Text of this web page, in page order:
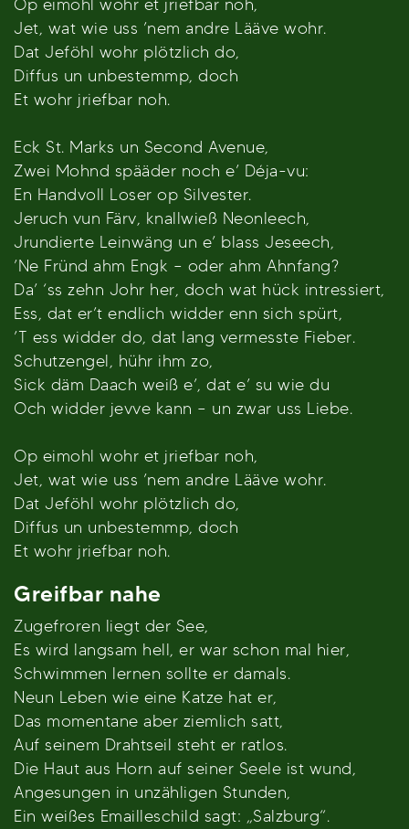
Jet, wat wie uss ’nem andre Lääve wohr.
Dat Jeföhl wohr plötzlich do,
Diffus un unbestemmp, doch
Et wohr jriefbar noh.
Eck St. Marks un Second Avenue,
Zwei Mohnd spääder noch e’ Déja-vu:
En Handvoll Loser op Silvester.
Jeruch vun Färv, knallwieß Neonleech,
Jrundierte Leinwäng un e’ blass Jeseech,
’Ne Fründ ahm Engk – oder ahm Ahnfang?
Da’ ‘ss zehn Johr her, doch wat hück intressiert,
Ess, dat er’t endlich widder enn sich spürt,
’T ess widder do, dat lang vermesste Fieber.
Schutzengel, hühr ihm zo,
Sick däm Daach weiß e’, dat e’ su wie du
Och widder jevve kann – un zwar uss Liebe.
Op eimohl wohr et jriefbar noh,
Jet, wat wie uss ’nem andre Lääve wohr.
Dat Jeföhl wohr plötzlich do,
Diffus un unbestemmp, doch
Et wohr jriefbar noh.
Greifbar nahe
Zugefroren liegt der See,
Es wird langsam hell, er war schon mal hier,
Schwimmen lernen sollte er damals.
Neun Leben wie eine Katze hat er,
Das momentane aber ziemlich satt,
Auf seinem Drahtseil steht er ratlos.
Die Haut aus Horn auf seiner Seele ist wund,
Angesungen in unzähligen Stunden,
Ein weißes Emailleschild sagt: „Salzburg“.